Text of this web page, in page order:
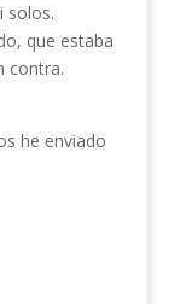
solos.
que estaba
contra.
he enviado